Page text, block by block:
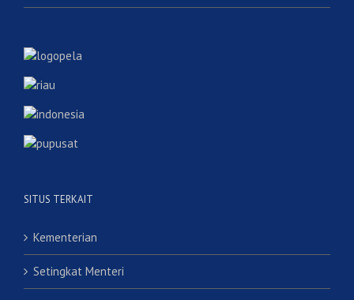
SITUS TERKAIT
Kementerian
Setingkat Menteri